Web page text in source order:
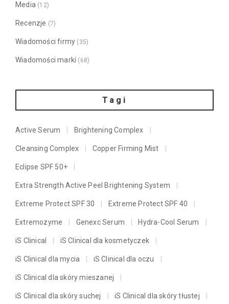
Media (12)
Recenzje (7)
Wiadomości firmy (35)
Wiadomości marki (68)
Tagi
Active Serum Brightening Complex
Cleansing Complex Copper Firming Mist
Eclipse SPF 50+
Extra Strength Active Peel Brightening System
Extreme Protect SPF 30 Extreme Protect SPF 40
Extremozyme Genexc Serum Hydra-Cool Serum
iS Clinical iS Clinical dla kosmetyczek
iS Clinical dla mycia iS Clinical dla oczu
iS Clinical dla skóry mieszanej
iS Clinical dla skóry suchej iS Clinical dla skóry tłustej